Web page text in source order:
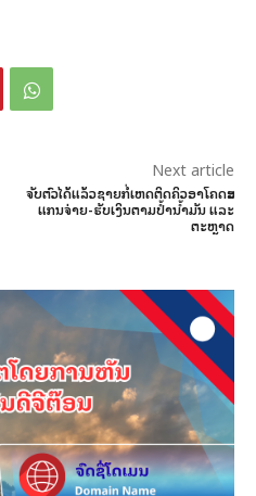
Next article
ຈັບຕົວໄດ້ແລ້ວຊາຍກໍ່ເຫດຕິດຄິວອາໂຄດສະ
ແກນຈ່າຍ-ຮັບເງິນຕາມປໍ້ານໍ້າມັນ ແລະ
ຕະຫຼາດ